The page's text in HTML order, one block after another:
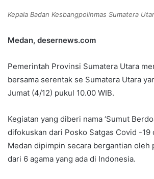
Kepala Badan Kesbangpolinmas Sumatera
Medan, desernews.com
Pemerintah Provinsi Sumatera Utara
bersama serentak se Sumatera Utara
Jumat (4/12) pukul 10.00 WIB.
Kegiatan yang diberi nama ‘Sumut
difokuskan dari Posko Satgas Covid -19
Medan dipimpin secara bergantian oleh
dari 6 agama yang ada di Indonesia.